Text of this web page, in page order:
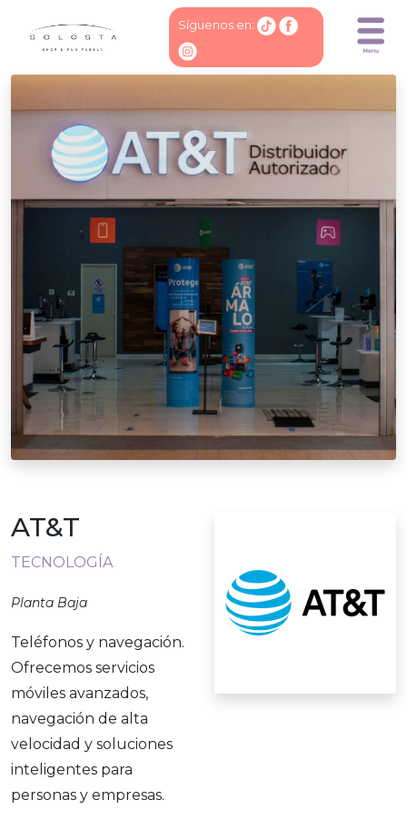
Síguenos en:
AT&T
TECNOLOGÍA
Planta Baja
Teléfonos y navegación.
Ofrecemos servicios
móviles avanzados,
navegación de alta
velocidad y soluciones
inteligentes para
personas y empresas.